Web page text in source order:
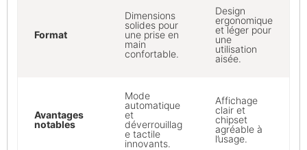
Format
Dimensions
solides pour
une prise en
main
confortable.
Design
ergonomique
et léger pour
une
utilisation
aisée.
Avantages
notables
Mode
automatique
et
déverrouillag
e tactile
innovants.
Affichage
clair et
chipset
agréable à
l’usage.